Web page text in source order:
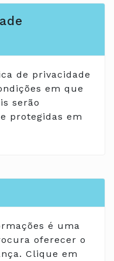
de privacidade
em que
serão
protegidas em
é uma
oferecer o
Clique em